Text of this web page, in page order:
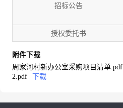
招标公告
授权委托书
附件下载
周家河村新办公室采购项目清单.pdf
2.pdf
下载